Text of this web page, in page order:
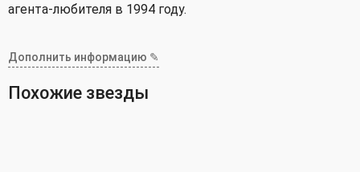
агента-любителя в 1994 году.
Дополнить информацию ✎
Похожие звезды